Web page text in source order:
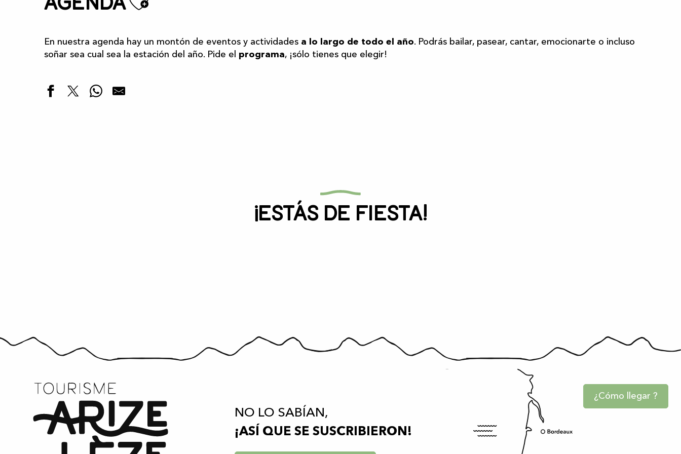
En nuestra agenda hay un montón de eventos y actividades a lo largo de todo el año. Podrás bailar, pasear, cantar, emocionarte o incluso
soñar sea cual sea la estación del año. Pide el programa, ¡sólo tienes que elegir!
¡Estás de fiesta!
NO LO SABÍAN,
¡ASÍ QUE SE SUSCRIBIERON!
¿Cómo llegar ?